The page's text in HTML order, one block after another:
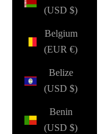
(USD $)
Belgium
(EUR €)
Belize
(USD $)
Benin
(USD $)